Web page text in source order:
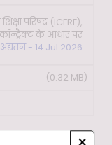
परिषद (ICFRE),
कॉन्ट्रैक्ट के आधार पर
- 14 Jul 2026
(0.32 MB)